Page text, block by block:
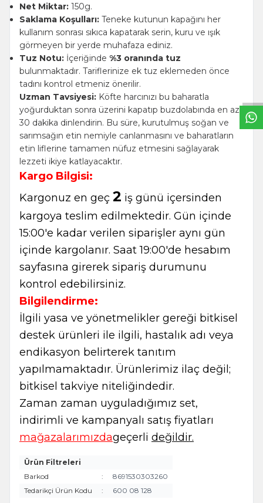
Net Miktar: 150g.
Saklama Koşulları: Teneke kutunun kapağını her
kullanım sonrası sıkıca kapatarak serin, kuru ve ışık
görmeyen bir yerde muhafaza ediniz.
Tuz Notu: İçeriğinde %3 oranında tuz
bulunmaktadır. Tariflerinize ek tuz eklemeden önce
tadını kontrol etmeniz önerilir.
Uzman Tavsiyesi: Köfte harcınızı bu baharatla
yoğurduktan sonra üzerini kapatıp buzdolabında en az
30 dakika dinlendirin. Bu süre, kurutulmuş soğan ve
sarımsağın etin nemiyle canlanmasını ve baharatların
etin liflerine tamamen nüfuz etmesini sağlayarak
lezzeti ikiye katlayacaktır.
Kargo Bilgisi:
Kargonuz en geç 2 iş günü içersinden
kargoya teslim edilmektedir. Gün içinde
15:00'e kadar verilen siparişler aynı gün
içinde kargolanır. Saat 19:00'de hesabım
sayfasına girerek sipariş durumunu
kontrol edebilirsiniz.
Bilgilendirme:
İlgili yasa ve yönetmelikler gereği bitkisel
destek ürünleri ile ilgili, hastalık adı veya
endikasyon belirterek tanıtım
yapılmamaktadır. Ürünlerimiz ilaç değil;
bitkisel takviye niteliğindedir.
Zaman zaman uyguladığımız set,
indirimli ve kampanyalı satış fiyatları
mağazalarımızdageçerli değildir.
Ürün Filtreleri
Barkod
:
8691530303260
Tedarikçi Ürün Kodu
: 600 08 128